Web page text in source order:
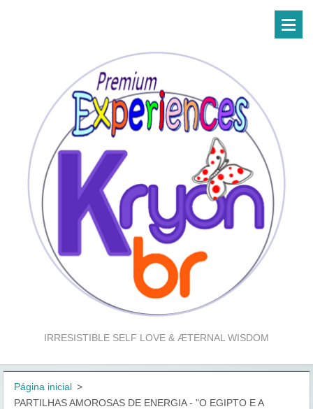
IRRESISTIBLE SELF LOVE & ÆTERNAL WISDOM
Página inicial >
PARTILHAS AMOROSAS DE ENERGIA - "O EGIPTO E A